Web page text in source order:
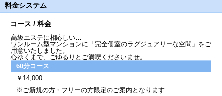
料金システム
コース / 料金
高級エステに相応しい…
ワンルーム型マンションに「完全個室のラグジュアリーな空間」をご
用意いたしました。
心ゆくまで、ごゆるりとご満喫くださいませ。
60分コース
￥14,000
※ご新規の方・フリーの方限定のご案内となります